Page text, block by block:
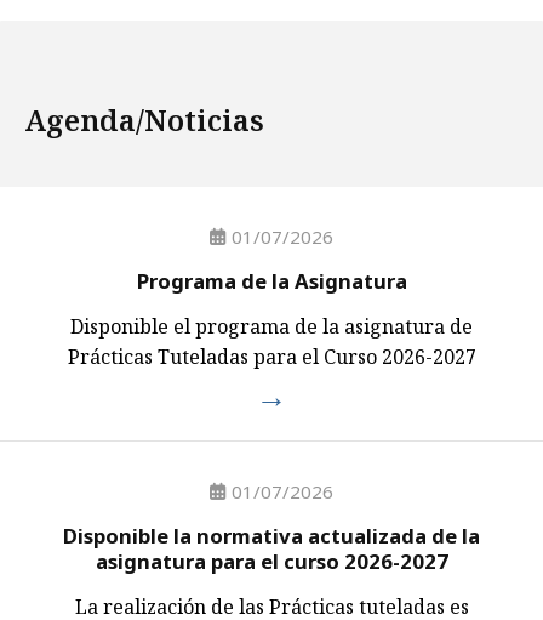
Agenda/Noticias
01/07/2026
Programa de la Asignatura
Disponible el programa de la asignatura de
Prácticas Tuteladas para el Curso 2026-2027
01/07/2026
Disponible la normativa actualizada de la
asignatura para el curso 2026-2027
La realización de las Prácticas tuteladas es